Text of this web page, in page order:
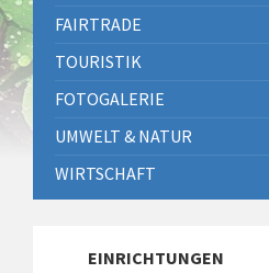
FAIRTRADE
TOURISTIK
FOTOGALERIE
UMWELT & NATUR
WIRTSCHAFT
EINRICHTUNGEN